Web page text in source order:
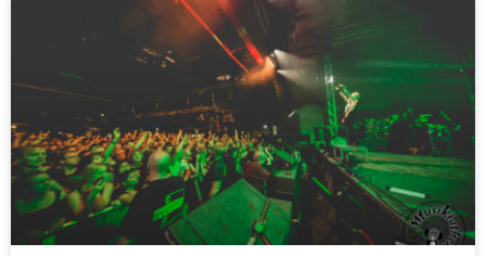
SeiteSeiteSeite SeiteSeite